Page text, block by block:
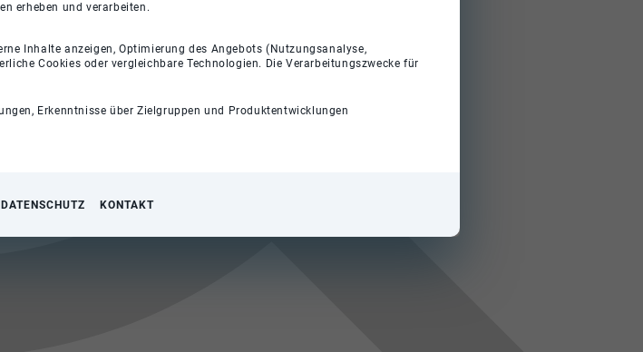
erheben und verarbeiten.
Inhalte anzeigen, Optimierung des Angebots (Nutzungsanalyse,
Cookies oder vergleichbare Technologien. Die Verarbeitungszwecke für
Erkenntnisse über Zielgruppen und Produktentwicklungen
DATENSCHUTZ KONTAKT